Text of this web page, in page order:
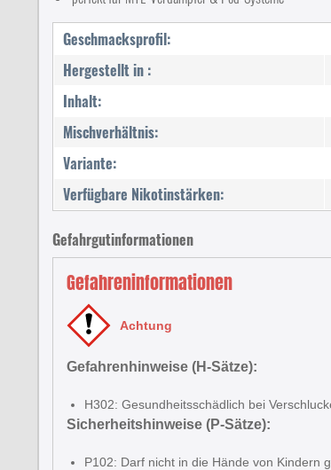
Geschmacksprofil:
Hergestellt in :
Inhalt:
Mischverhältnis:
Variante:
Verfügbare Nikotinstärken:
Gefahrgutinformationen
Gefahreninformationen
Achtung
Gefahrenhinweise (H-Sätze):
H302: Gesundheitsschädlich bei
Sicherheitshinweise (P-Sätze):
P102: Darf nicht in die Hände von Kindern